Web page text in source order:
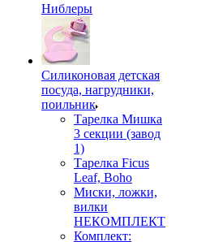
Ниблеры
Силиконовая детская
посуда, нагрудники,
поильник
Тарелка Мишка
3 секции (завод
1)
Тарелка Ficus
Leaf, Boho
Миски, ложки,
вилки
НЕКОМПЛЕКТ
Комплект: